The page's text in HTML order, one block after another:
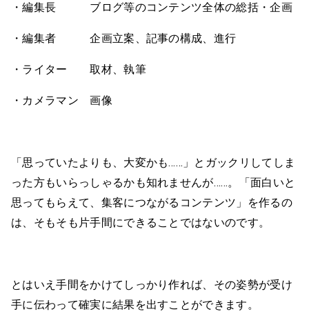
・編集長 ブログ等のコンテンツ全体の総括・企画
・編集者 企画立案、記事の構成、進行
・ライター 取材、執筆
・カメラマン 画像
「思っていたよりも、大変かも……」とガックリしてしま
った方もいらっしゃるかも知れませんが……。「面白いと
思ってもらえて、集客につながるコンテンツ」を作るの
は、そもそも片手間にできることではないのです。
とはいえ手間をかけてしっかり作れば、その姿勢が受け
手に伝わって確実に結果を出すことができます。